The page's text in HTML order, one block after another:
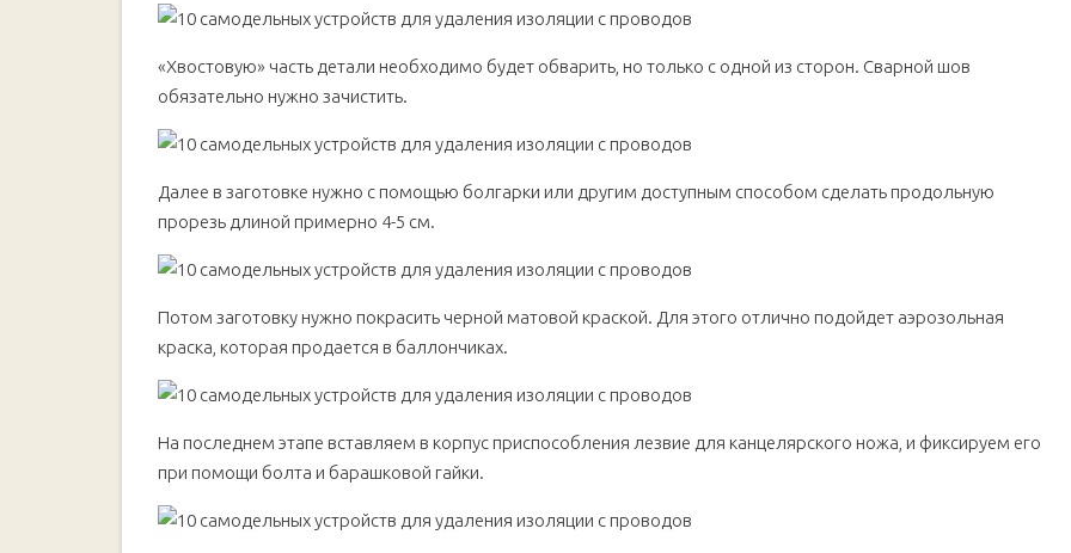
«Хвостовую» часть детали необходимо будет обварить, но только с одной из сторон. Сварной шов
обязательно нужно зачистить.
Далее в заготовке нужно с помощью болгарки или другим доступным способом сделать продольную
прорезь длиной примерно 4-5 см.
Потом заготовку нужно покрасить черной матовой краской. Для этого отлично подойдет аэрозольная
краска, которая продается в баллончиках.
На последнем этапе вставляем в корпус приспособления лезвие для канцелярского ножа, и фиксируем его
при помощи болта и барашковой гайки.